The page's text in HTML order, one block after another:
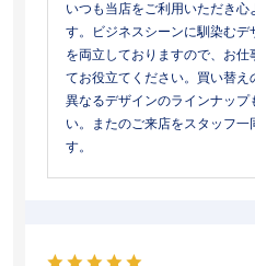
いつも当店をご利用いただき心
す。ビジネスシーンに馴染むデ
を両立しておりますので、お仕
てお役立てください。買い替え
異なるデザインのラインナップ
い。またのご来店をスタッフ一
す。